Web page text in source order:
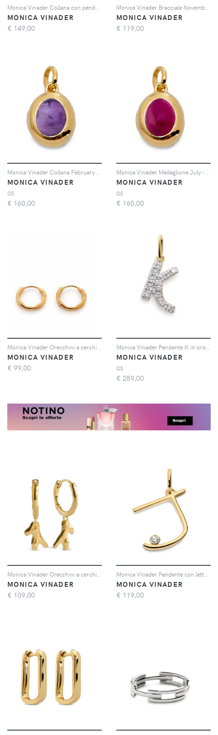
MONICA VINADER
€ 149,00
MONICA VINADER
€ 119,00
MONICA VINADER
OS
€ 160,00
MONICA VINADER
OS
€ 160,00
MONICA VINADER
€ 99,00
MONICA VINADER
OS
€ 289,00
MONICA VINADER
€ 109,00
MONICA VINADER
€ 119,00